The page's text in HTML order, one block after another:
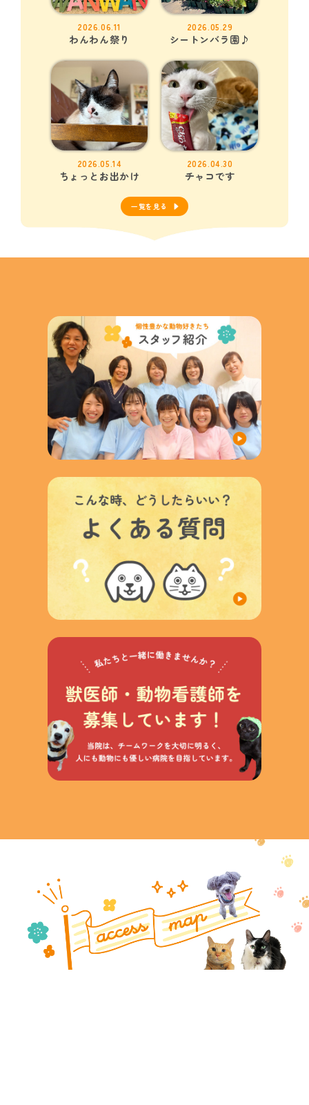
2026.06.11
わんわん祭り
2026.05.29
シートンバラ園♪
2026.05.14
ちょっとお出かけ
2026.04.30
チャコです
一覧を見る